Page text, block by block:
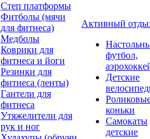
Степ платформы
Фитболы (мячи
для фитнеса)
Медболы
Коврики для
фитнеса и йоги
Резинки для
фитнеса (ленты)
Гантели для
фитнеса
Утяжелители для
рук и ног
Активный
футбол,
Детские
коньки
Самокаты
детские